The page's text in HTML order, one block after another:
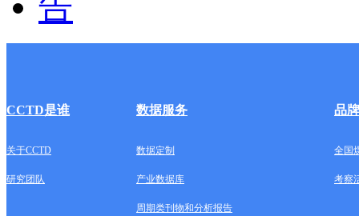
CCTD是谁 数据服务 品
关于CCTD 数据定制 全国
研究团队 产业数据库 考察
周期类刊物和分析报告